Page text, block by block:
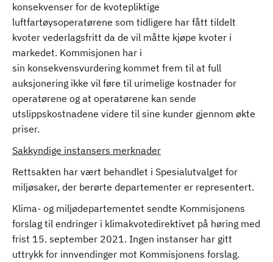
konsekvenser for de kvotepliktige
luftfartøysoperatørene som tidligere har fått tildelt
kvoter vederlagsfritt da de vil måtte kjøpe kvoter i
markedet. Kommisjonen har i
sin konsekvensvurdering kommet frem til at full
auksjonering ikke vil føre til urimelige kostnader for
operatørene og at operatørene kan sende
utslippskostnadene videre til sine kunder gjennom økte
priser.
Sakkyndige instansers merknader
Rettsakten har vært behandlet i Spesialutvalget for
miljøsaker, der berørte departementer er representert.
Klima- og miljødepartementet sendte Kommisjonens
forslag til endringer i klimakvotedirektivet på høring med
frist 15. september 2021. Ingen instanser har gitt
uttrykk for innvendinger mot Kommisjonens forslag.